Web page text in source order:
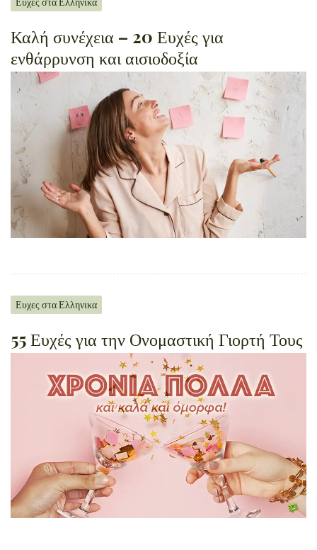
Καλή συνέχεια – 20 Ευχές για
ενθάρρυνση και αισιοδοξία
Ευχες στα Ελληνικα
55 Ευχές για την Ονομαστική Γιορτή Τους